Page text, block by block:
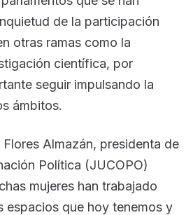
de la participación
otras ramas como la
científica, por
seguir impulsando la
ámbitos.
Almazán, presidenta de
Política (JUCOPO)
mujeres han trabajado
espacios que hoy tenemos y